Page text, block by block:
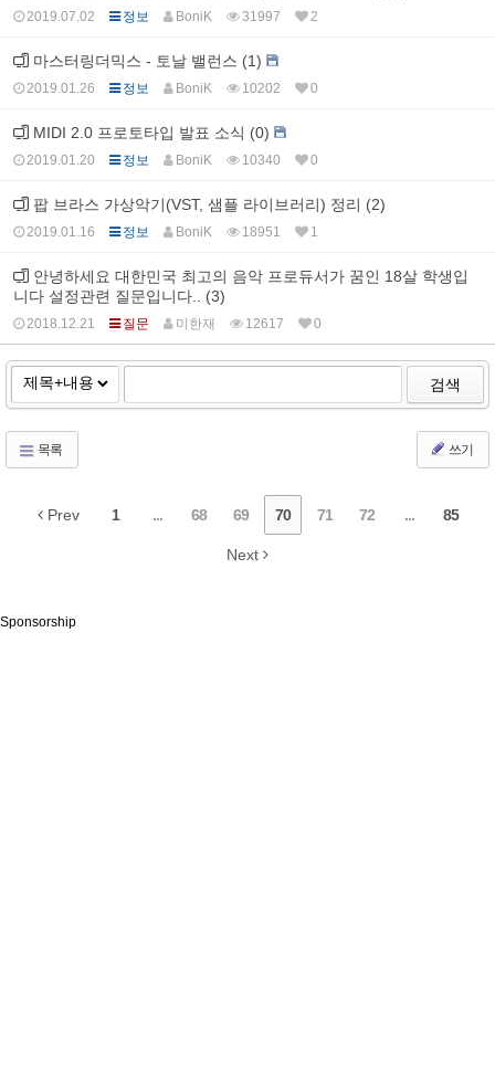
2019.07.02 정보 BoniK 31997 2
마스터링더믹스 - 토날 밸런스 (1)
2019.01.26 정보 BoniK 10202 0
MIDI 2.0 프로토타입 발표 소식 (0)
2019.01.20 정보 BoniK 10340 0
팝 브라스 가상악기(VST, 샘플 라이브러리) 정리 (2)
2019.01.16 정보 BoniK 18951 1
안녕하세요 대한민국 최고의 음악 프로듀서가 꿈인 18살 학생입
니다 설정관련 질문입니다.. (3)
2018.12.21 질문 미한재 12617 0
검색
목록 쓰기
Prev 1 ... 68 69 70 71 72 ... 85
Next
Sponsorship